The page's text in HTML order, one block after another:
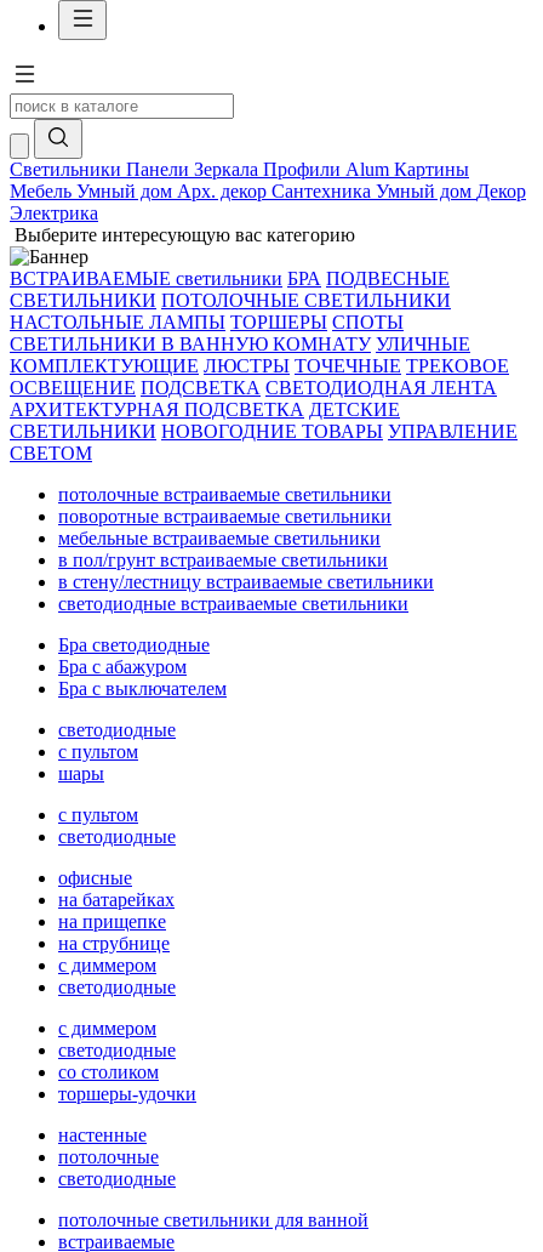
Светильники Панели Зеркала Профили Alum Картины
Мебель Умный дом Арх. декор Сантехника Умный дом Декор
Электрика
Выберите интересующую вас категорию
ВСТРАИВАЕМЫЕ светильники БРА ПОДВЕСНЫЕ
СВЕТИЛЬНИКИ ПОТОЛОЧНЫЕ СВЕТИЛЬНИКИ
НАСТОЛЬНЫЕ ЛАМПЫ ТОРШЕРЫ СПОТЫ
СВЕТИЛЬНИКИ В ВАННУЮ КОМНАТУ УЛИЧНЫЕ
КОМПЛЕКТУЮЩИЕ ЛЮСТРЫ ТОЧЕЧНЫЕ ТРЕКОВОЕ
ОСВЕЩЕНИЕ ПОДСВЕТКА СВЕТОДИОДНАЯ ЛЕНТА
АРХИТЕКТУРНАЯ ПОДСВЕТКА ДЕТСКИЕ
СВЕТИЛЬНИКИ НОВОГОДНИЕ ТОВАРЫ УПРАВЛЕНИЕ
СВЕТОМ
потолочные встраиваемые светильники
поворотные встраиваемые светильники
мебельные встраиваемые светильники
в пол/грунт встраиваемые светильники
в стену/лестницу встраиваемые светильники
светодиодные встраиваемые светильники
Бра светодиодные
Бра с абажуром
Бра с выключателем
светодиодные
с пультом
шары
с пультом
светодиодные
офисные
на батарейках
на прищепке
на струбнице
с диммером
светодиодные
с диммером
светодиодные
со столиком
торшеры-удочки
настенные
потолочные
светодиодные
потолочные светильники для ванной
встраиваемые